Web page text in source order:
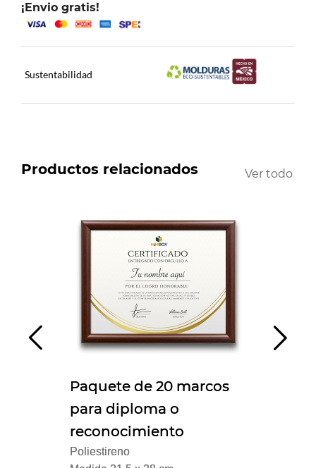
¡Envio gratis!
Sustentabilidad
Productos relacionados Ver todo
Paquete de 20 marcos
para diploma o
reconocimiento
Poliestireno
Paquete de 20 marcos
para diploma o
reconocimiento
Poliestireno